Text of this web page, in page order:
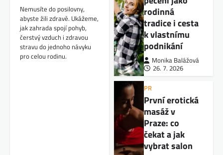
Nemusíte do posilovny,
abyste žili zdravě. Ukážeme,
jak zahrada spojí pohyb,
čerstvý vzduch i zdravou
stravu do jednoho návyku
pro celou rodinu.
rodinná
tradice i cesta
k vlastnímu
podnikání
Monika Balážová
26. 7. 2026
PR
První erotická
masáž v
Praze: co
čekat a jak
vybrat salon